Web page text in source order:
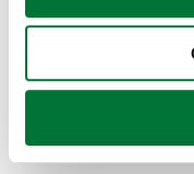
Recopilar
Identificar su
para buscar
Obtenga más
Coches de km0